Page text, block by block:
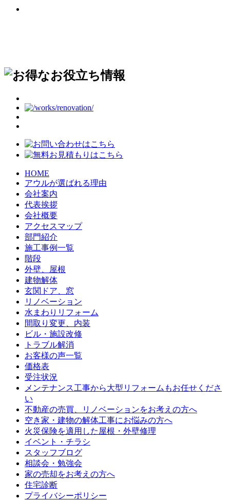
HOME
アウルが選ばれる理由
会社案内
代表挨拶
会社概要
アクセスマップ
部門紹介
施工事例一覧
階段
外壁、屋根
建物解体
玄関ドア、窓
リノベーション
水まわりリフォーム
間取り変更、内装
ビル・施設改修
トラブル解消
お客様の声一覧
価格表
受注状況
メンテナンス工事から大型リフォームもお任せくださ
い
不動産の売買、リノベーションをお考えの方へ
空き家・建物の解体工事にお悩みの方へ
火災保険を適用した屋根・外壁修理
イベント・チラシ
スタッフブログ
相談会・勉強会
家の売却をお考えの方へ
住宅診断
プライバシーポリシー